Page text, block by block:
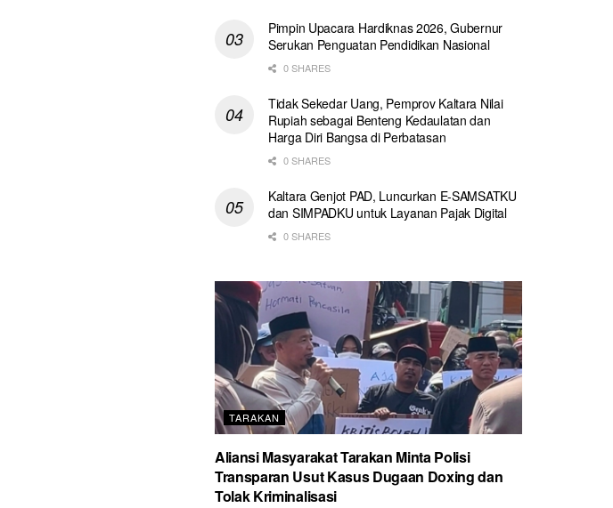
Pimpin Upacara Hardiknas 2026, Gubernur
Serukan Penguatan Pendidikan Nasional
0 SHARES
Tidak Sekedar Uang, Pemprov Kaltara Nilai
Rupiah sebagai Benteng Kedaulatan dan
Harga Diri Bangsa di Perbatasan
0 SHARES
Kaltara Genjot PAD, Luncurkan E-SAMSATKU
dan SIMPADKU untuk Layanan Pajak Digital
0 SHARES
TARAKAN
Aliansi Masyarakat Tarakan Minta Polisi
Transparan Usut Kasus Dugaan Doxing dan
Tolak Kriminalisasi